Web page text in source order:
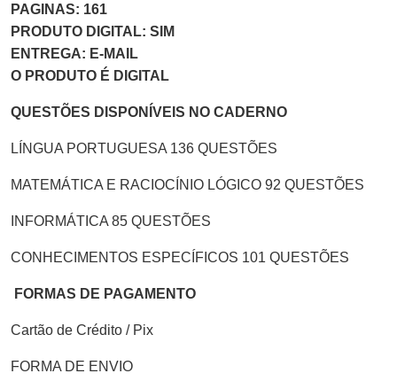
PAGINAS: 161
PRODUTO DIGITAL: SIM
ENTREGA: E-MAIL
O PRODUTO É DIGITAL
QUESTÕES DISPONÍVEIS NO CADERNO
LÍNGUA PORTUGUESA 136 QUESTÕES
MATEMÁTICA E RACIOCÍNIO LÓGICO 92 QUESTÕES
INFORMÁTICA 85 QUESTÕES
CONHECIMENTOS ESPECÍFICOS 101 QUESTÕES
FORMAS DE PAGAMENTO
Cartão de Crédito / Pix
FORMA DE ENVIO